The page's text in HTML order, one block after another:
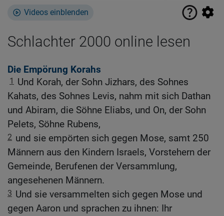
Videos einblenden
Schlachter 2000 online lesen
Die Empörung Korahs
1
Und Korah, der Sohn Jizhars, des Sohnes
Kahats, des Sohnes Levis, nahm mit sich Dathan
und Abiram, die Söhne Eliabs, und On, der Sohn
Pelets, Söhne Rubens,
2 und sie empörten sich gegen Mose, samt 250
Männern aus den Kindern Israels, Vorstehern der
Gemeinde, Berufenen der Versammlung,
angesehenen Männern.
3 Und sie versammelten sich gegen Mose und
gegen Aaron und sprachen zu ihnen: Ihr